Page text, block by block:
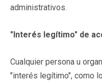
administrativos.
"Interés legítimo" de
Cualquier persona u
"interés legítimo", como